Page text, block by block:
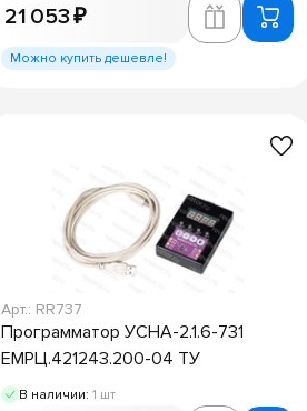
21 053 ₽
Можно купить дешевле!
Арт.: RR737
Программатор УСНА-2.1.6-731
ЕМРЦ.421243.200-04 ТУ
В наличии: 1 шт